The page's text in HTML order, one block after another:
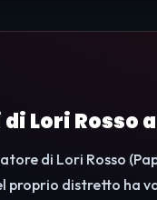
Lori Rosso
di Lori Rosso
proprio distretto ha